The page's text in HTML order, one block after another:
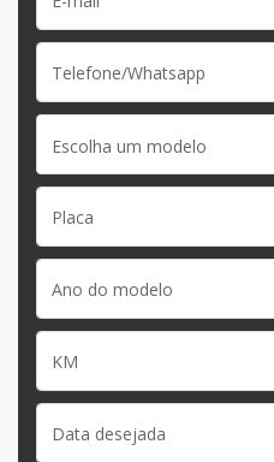
Escolha um modelo